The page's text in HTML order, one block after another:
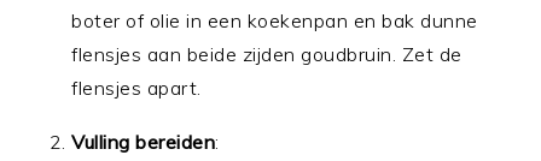
boter of olie in een koekenpan en bak dunne
flensjes aan beide zijden goudbruin. Zet de
flensjes apart.
Vulling bereiden: